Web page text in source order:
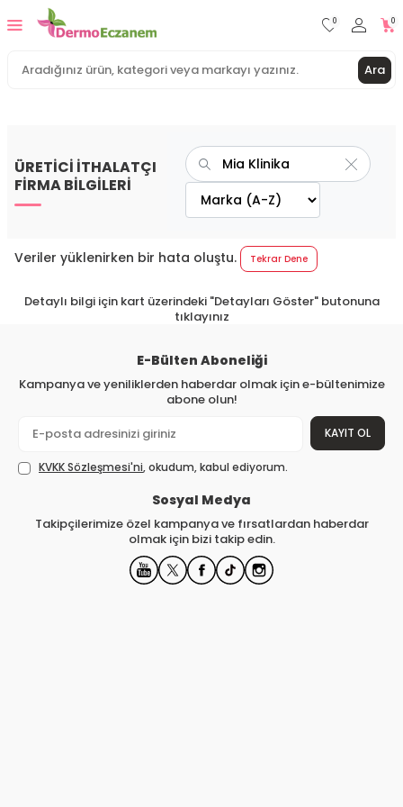
Ara
0 0
ÜRETİCİ İTHALATÇI
FİRMA BİLGİLERİ
Veriler yüklenirken bir hata oluştu. Tekrar Dene
Detaylı bilgi için kart üzerindeki "Detayları Göster" butonuna
tıklayınız
E-Bülten Aboneliği
Kampanya ve yeniliklerden haberdar olmak için e-bültenimize
abone olun!
KAYIT OL
KVKK Sözleşmesi'ni, okudum, kabul ediyorum.
Sosyal Medya
Takipçilerimize özel kampanya ve fırsatlardan haberdar
olmak için bizi takip edin.